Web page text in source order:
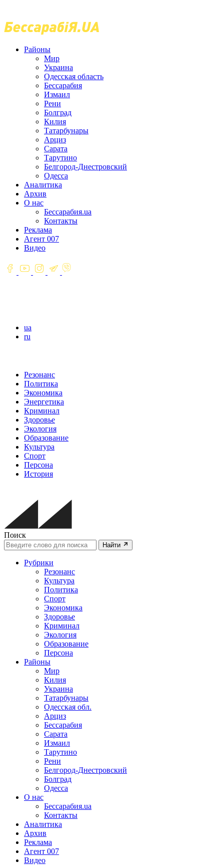
Районы
Мир
Украина
Одесская область
Бессарабия
Измаил
Рени
Болград
Килия
Татарбунары
Арциз
Сарата
Тарутино
Белгород-Днестровский
Одесса
Аналитика
Архив
О нас
Бессарабия.ua
Контакты
Реклама
Агент 007
Видео
ua
ru
Резонанс
Политика
Экономика
Энергетика
Криминал
Здоровье
Экология
Образование
Культура
Спорт
Персона
История
Поиск
Найти
Рубрики
Резонанс
Культура
Политика
Спорт
Экономика
Здоровье
Криминал
Экология
Образование
Персона
Районы
Мир
Килия
Украина
Татарбунары
Одесская обл.
Арциз
Бессарабия
Сарата
Измаил
Тарутино
Рени
Белгород-Днестровский
Болград
Одесса
О нас
Бессарабия.ua
Контакты
Аналитика
Архив
Реклама
Агент 007
Видео